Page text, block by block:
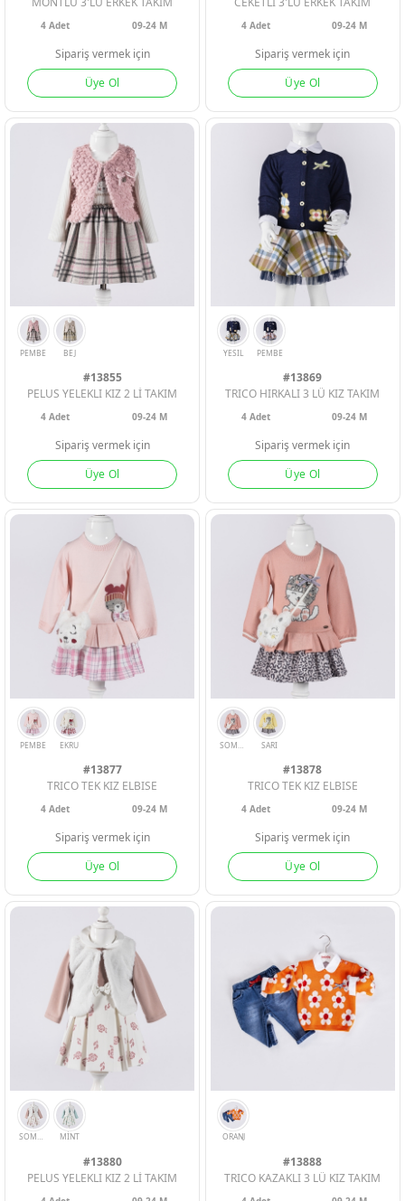
4Adet 09-24 M
Sipariş vermek için
Üye Ol
4 Adet 09-24 M
Sipariş vermek için
Üye Ol
BEJ
#13855
PELUS YELEKLI KIZ 2 Lİ TAKIM
4Adet 09-24 M
Sipariş vermek için
Üye Ol
YESIL PEMBE
#13869
TRICO HIRKALI 3 LÜ KIZ TAKIM
4 Adet 09-24 M
Sipariş vermek için
Üye Ol
#13877
TRICO TEK KIZ ELBISE
4Adet 09-24 M
Sipariş vermek için
Üye Ol
#13878
TRICO TEK KIZ ELBISE
4 Adet 09-24 M
Sipariş vermek için
Üye Ol
#13880
PELUS YELEKLI KIZ 2 Lİ TAKIM
#13888
TRICO KAZAKLI 3 LÜ KIZ TAKIM